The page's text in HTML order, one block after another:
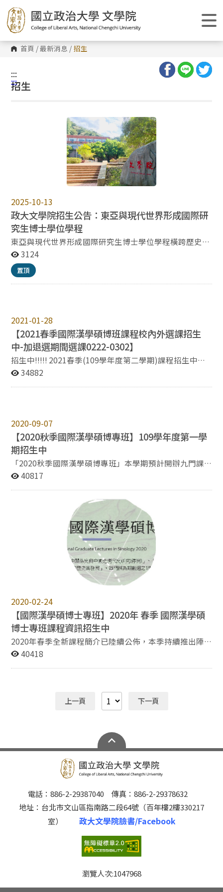
跳
到
主
要
內
容
區 首頁 /最新消息 / 招生
:::
:::
招生
2025-10-13
政大文學院招生公告：東亞與現代世界形成國際研
究生博士學位學程
東亞與現代世界形成國際研究生博士學位學程橫跨歷史、
文學與哲學三大領域，致力於推動深度的跨領域人文研
究。學程以臺灣研究與中國研究為核心，從東亞視角出
發，深入探討傳統與現代之間的歷史轉變、思想文化特
色，以及東亞與世界的多重交流脈絡。 本學程擁有逾百位
了扎實的學術訓練，師資團隊亦重視學生的研究興趣發
展，協助其培養獨立思考與創新研究的能力。 我們致力於
培養具備國際視野與學術專業的人文學術人才。所有錄取
學生皆可充分利用三校的豐富學術資源，並有機會獲得最
長五年的獎學金支持。 This interdisciplinary doctoral
program integrates the fields of history, literature, and
philosophy, with a strong emphasis on cross-
tradition to modernity, cultural and intellectual
developments, and the multifaceted interactions
between East Asia and the wider world. The program is
supported by a distinguished faculty of over 100
scholars from Academia Sinica, National Chengchi
University, and National Tsing Hua University. It offers a
wide range of courses and personalized academic
guidance. In addition to solid training in the
humanities, students are encouraged to develop their
research interests, cultivate independent thinking,
and pursue original, cross-disciplinary research. Our
goal is to nurture the next generation of humanistic
scholars with global perspectives and academic
excellence. All admitted students will have full access
to the rich academic resources of the three partner
five years. 網頁連結/ Website
link:https://eamw.mh.sinica.edu.tw 政大簡介連結/
Discover NCCU (Video)
https://www.youtube.com/watch?v=1ViR0M-UB3o ※
線上申請/Online Application
3124
置頂
2021-01-28
【2021春季國際漢學碩博班課程校內外選課招生
中-加退選期間選課0222-0302】
招生中!!!!! 2021春季(109學年度第二學期)課程招生中，
課程資訊請見課程頁面點閱查看。 網羅國內外領域專長
活等。期待透過更多元、廣泛的觀點作為切入點，帶領學
員對於中國的歷史進程和時代風貌有更全面的認識並通曉
其各方面的歷史概況與發展。課程內容涵蓋中國歷史多層
面文化的特徵與演進，涉及中國的婚姻制度、婦女地位變
化、風俗文化、城鄉生活、宗教與社會等議題。 「中國的
傳統與現代」(科目代號：153516001、100817001) 課程
探討不斷變動的中國傳統與不斷變動的中國現代之間的關
係：兩者之間的緊張與互動，如何促成了種種歷史發展。
「醫療、身體與近代東亞文明」 (科目代號：
153513001、100821001) 課程從醫療與身體兩方面探究
東亞（中、日、韓、臺）文明在近代面臨的挑戰與轉型。
當今全球正經歷疫情的嚴峻挑戰，本課程藉由性病管控、
傳統醫學與養生技法、精神醫學與精神分析等議題，一來
探究醫療與養生如何推動近代東亞文明的變遷，再者尋求
國家與個人治理的知識基礎和文化資源。 詳見：國際漢學
https://sites.google.com/mail2.nccu.tw/igls/year/2021
34882
2020-09-07
【2020秋季國際漢學碩博專班】109學年度第一學
期招生中
「2020秋季國際漢學碩博專班」本學期預計開辦九門課
程(1學分)招生中。 上述九門課程中有二門課程已於暑期
門課程已於暑期開畢完成： 1.「日本的中國論:日中關係
史與中國近現代史研究」 2.「東亞危機時代下的知識份子
辦理：*依開課時間先後排序 1.近代西方思想在中國和台
灣(100809001 / 153526001) 課程期程：9/30(三)1610-
1800至11/25(三)1610-1800 每週三下午 。 2.中國近代歷
史與文化(100808001 / 153525001/161808001 ) 課程期
程：10/06(二)1610-1900至10/19(一) 1610-1900 3.華夷
程期程：11/2(一)至11/13(五) 4.近代東亞文明新秩序
(100813001/台史所) 課程期程：11/17(二)至11/26(四)
三、三門課程待連繫： 1.東亞思想與文化 /因疫情因素，
相關師資無法順利安排，經授課教師確認後，本專班擬辦
理停開程序，在此，擬請各研究生協助於下週一(9/21)前
辦理退課作業，本專班謝謝各研究生之配合，期待未來課
程您的參與。 2.近代台灣歷史與文化 /師資邀請中 3.國際
教師確認後，本專班擬辦理停開程序，在此，擬請各研究
生協助於下週一(9/21)前辦理退課作業，本專班謝謝各研
利用#62358或電子郵件sandy@nccu.edu.tw與本專班連
繫。
40817
2020-02-24
【國際漢學碩博士專班】2020年 春季 國際漢學碩
博士專班課程資訊招生中
2020年春季全新課程簡介已陸續公佈，本季持續推出陣
容堅強、內容精采課程，想參與精彩課程嗎? 本次全新課
5/25(一)~5/29(五)1600-2000 三、「中國近代歷史與文
化」5/25(一)~5/29(五)1200-1500、5/30(六)0900-
展」5/4(一)~5/12(二)1200-1500 對上述課程有興趣的您
請詳見網站(https://sites.google.com/view/igls-cla-
nccu/)之各課程時程表，歡迎依本校選課程序辦理。 課
程聯絡人 文學院辦公室陳小姐
40418
上一頁 下一頁
電話：886-2-29387040 傳真：886-2-29378632
地址：台北市文山區指南路二段64號（百年樓2樓330217
室） 政大文學院臉書/Facebook
瀏覽人次:1047968